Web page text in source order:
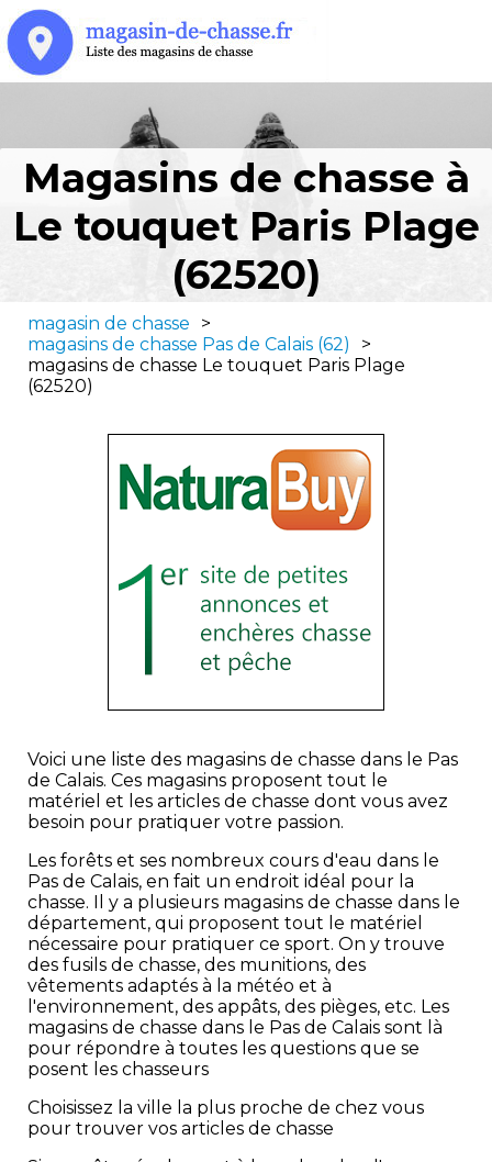
Magasins de chasse à
Le touquet Paris Plage
(62520)
magasin de chasse
>
magasins de chasse Pas de Calais (62)
>
magasins de chasse Le touquet Paris Plage
(62520)
Voici une liste des magasins de chasse dans le Pas
de Calais. Ces magasins proposent tout le
matériel et les articles de chasse dont vous avez
besoin pour pratiquer votre passion.
Les forêts et ses nombreux cours d'eau dans le
Pas de Calais, en fait un endroit idéal pour la
chasse. Il y a plusieurs magasins de chasse dans le
département, qui proposent tout le matériel
nécessaire pour pratiquer ce sport. On y trouve
des fusils de chasse, des munitions, des
vêtements adaptés à la météo et à
l'environnement, des appâts, des pièges, etc. Les
magasins de chasse dans le Pas de Calais sont là
pour répondre à toutes les questions que se
posent les chasseurs
Choisissez la ville la plus proche de chez vous
pour trouver vos articles de chasse